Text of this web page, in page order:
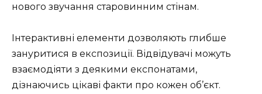
нового звучання старовинним стінам.
Інтерактивні елементи дозволяють глибше
зануритися в експозиції. Відвідувачі можуть
взаємодіяти з деякими експонатами,
дізнаючись цікаві факти про кожен об’єкт.